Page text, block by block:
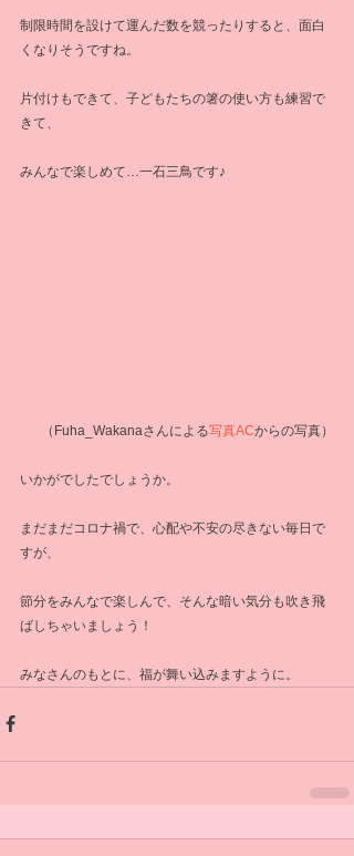
制限時間を設けて運んだ数を競ったりすると、面白
くなりそうですね。
片付けもできて、子どもたちの箸の使い方も練習で
きて、
みんなで楽しめて…一石三鳥です♪
（ Fuha_Wakanaさんによる写真ACからの写真）
いかがでしたでしょうか。
まだまだコロナ禍で、心配や不安の尽きない毎日で
すが、
節分をみんなで楽しんで、そんな暗い気分も吹き飛
ばしちゃいましょう！
みなさんのもとに、福が舞い込みますように。